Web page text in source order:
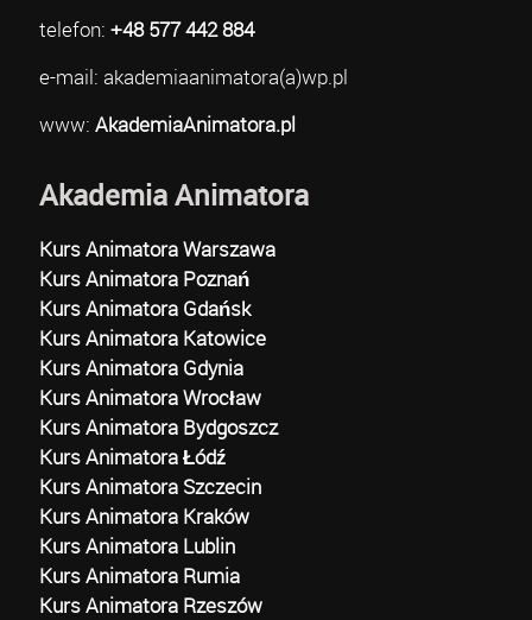
telefon: +48 577 442 884
e-mail: akademiaanimatora(a)wp.pl
www: AkademiaAnimatora.pl
Akademia Animatora
Kurs Animatora Warszawa
Kurs Animatora Poznań
Kurs Animatora Gdańsk
Kurs Animatora Katowice
Kurs Animatora Gdynia
Kurs Animatora Wrocław
Kurs Animatora Bydgoszcz
Kurs Animatora Łódź
Kurs Animatora Szczecin
Kurs Animatora Kraków
Kurs Animatora Lublin
Kurs Animatora Rumia
Kurs Animatora Rzeszów